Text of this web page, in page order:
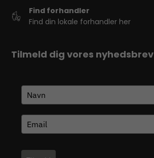
Find forhandler
Find din lokale forhandler her
Tilmeld dig vores nyhedsbrev